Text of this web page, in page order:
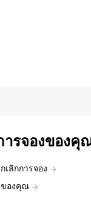
ารจองของคุ
เลิกการจอง
ของคุณ